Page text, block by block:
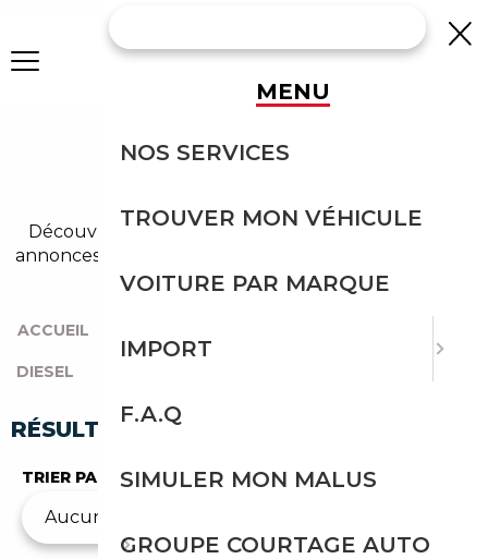
AUDI TT DIESEL
Découvrez un large choix de audi diesel dans nos
annonces de tt. Un import sans effort avec Courtage
Auto.
ACCUEIL
DIESEL
RÉSULTATS DE VOTRE RECHERCHE
TRIER PAR
MENU
NOS SERVICES
TROUVER MON VÉHICULE
VOITURE PAR MARQUE
IMPORT
F.A.Q
SIMULER MON MALUS
GROUPE COURTAGE AUTO